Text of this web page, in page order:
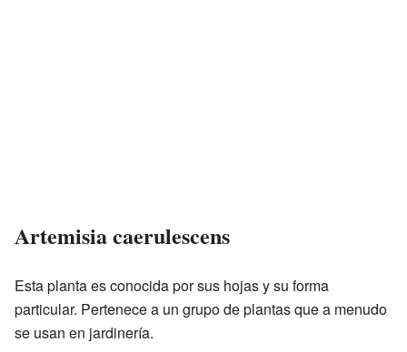
Artemisia caerulescens
Esta planta es conocida por sus hojas y su forma
particular. Pertenece a un grupo de plantas que a menudo
se usan en jardinería.